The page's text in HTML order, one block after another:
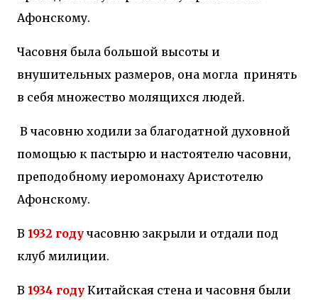
Афонскому.
Часовня была большой высоты и
внушительных размеров, она могла принять
в себя множество молящихся людей.
В часовню ходили за благодатной духовной
помощью к пастырю и настоятелю часовни,
преподобному иеромонаху Аристотелю
Афонскому.
В 1932 году часовню закрыли и отдали под
клуб милиции.
В 1934 году Китайская стена и часовня были